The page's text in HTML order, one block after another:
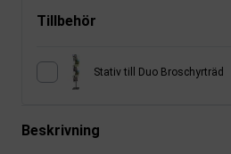
Tillbehör
Stativ till Duo Broschyrträd
Beskrivning